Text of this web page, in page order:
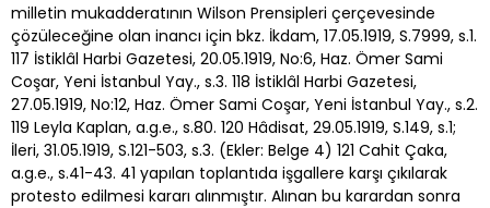
milletin mukadderatının Wilson Prensipleri çerçevesinde
çözüleceğine olan inancı için bkz. İkdam, 17.05.1919, S.7999, s.1.
117 İstiklâl Harbi Gazetesi, 20.05.1919, No:6, Haz. Ömer Sami
Coşar, Yeni İstanbul Yay., s.3. 118 İstiklâl Harbi Gazetesi,
27.05.1919, No:12, Haz. Ömer Sami Coşar, Yeni İstanbul Yay., s.2.
119 Leyla Kaplan, a.g.e., s.80. 120 Hâdisat, 29.05.1919, S.149, s.1;
İleri, 31.05.1919, S.121-503, s.3. (Ekler: Belge 4) 121 Cahit Çaka,
a.g.e., s.41-43. 41 yapılan toplantıda işgallere karşı çıkılarak
protesto edilmesi kararı alınmıştır. Alınan bu karardan sonra